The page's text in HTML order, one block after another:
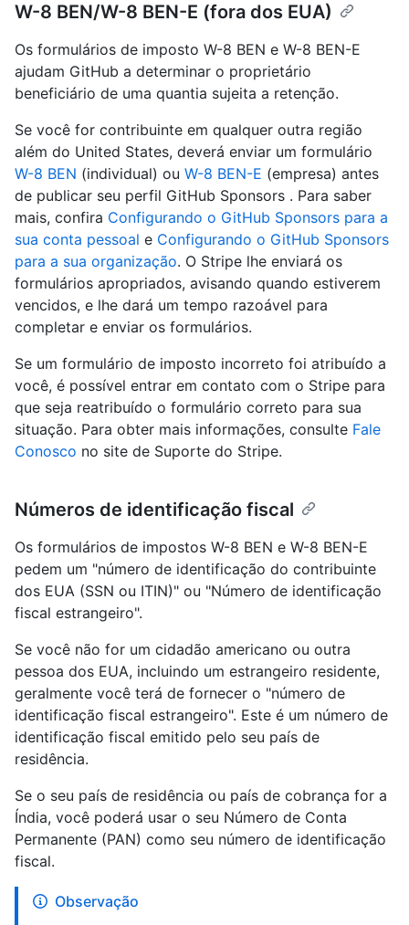
W-8 BEN/W-8 BEN-E (fora dos EUA)
Os formulários de imposto W-8 BEN e W-8 BEN-E
ajudam GitHub a determinar o proprietário
beneficiário de uma quantia sujeita a retenção.
Se você for contribuinte em qualquer outra região
além do United States, deverá enviar um formulário
W-8 BEN (individual) ou W-8 BEN-E (empresa) antes
de publicar seu perfil GitHub Sponsors . Para saber
mais, confira Configurando o GitHub Sponsors para a
sua conta pessoal e Configurando o GitHub Sponsors
para a sua organização. O Stripe lhe enviará os
formulários apropriados, avisando quando estiverem
vencidos, e lhe dará um tempo razoável para
completar e enviar os formulários.
Se um formulário de imposto incorreto foi atribuído a
você, é possível entrar em contato com o Stripe para
que seja reatribuído o formulário correto para sua
situação. Para obter mais informações, consulte Fale
Conosco no site de Suporte do Stripe.
Números de identificação fiscal
Os formulários de impostos W-8 BEN e W-8 BEN-E
pedem um "número de identificação do contribuinte
dos EUA (SSN ou ITIN)" ou "Número de identificação
fiscal estrangeiro".
Se você não for um cidadão americano ou outra
pessoa dos EUA, incluindo um estrangeiro residente,
geralmente você terá de fornecer o "número de
identificação fiscal estrangeiro". Este é um número de
identificação fiscal emitido pelo seu país de
residência.
Se o seu país de residência ou país de cobrança for a
Índia, você poderá usar o seu Número de Conta
Permanente (PAN) como seu número de identificação
fiscal.
Observação